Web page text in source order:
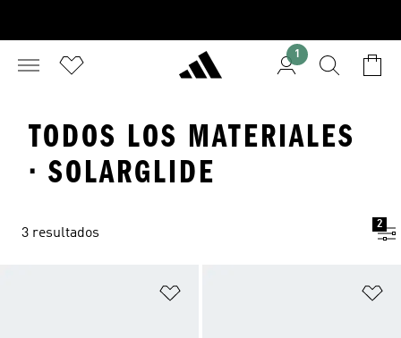
1
TODOS LOS MATERIALES
· SOLARGLIDE
3 resultados
2